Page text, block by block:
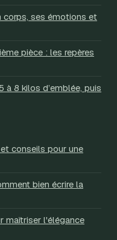
corps, ses émotions et
pièce : les repères
à 8 kilos d’emblée, puis
conseils pour une
bien écrire la
maîtriser l'élégance